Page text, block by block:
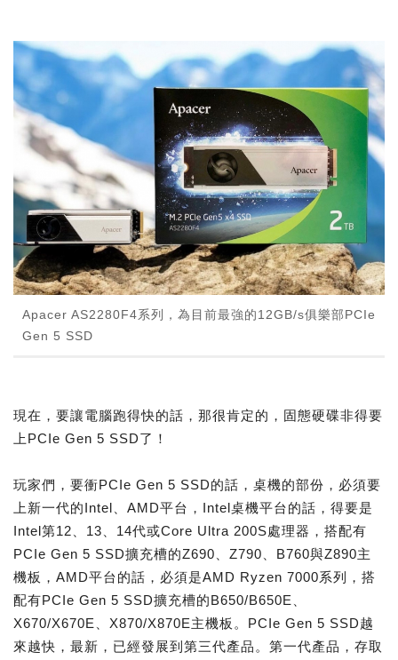
Apacer AS2280F4系列，為目前最強的12GB/s俱樂部PCIe
Gen 5 SSD
現在，要讓電腦跑得快的話，那很肯定的，固態硬碟非得要
上PCIe Gen 5 SSD了！
玩家們，要衝PCIe Gen 5 SSD的話，桌機的部份，必須要
上新一代的Intel、AMD平台，Intel桌機平台的話，得要是
Intel第12、13、14代或Core Ultra 200S處理器，搭配有
PCIe Gen 5 SSD擴充槽的Z690、Z790、B760與Z890主
機板，AMD平台的話，必須是AMD Ryzen 7000系列，搭
配有PCIe Gen 5 SSD擴充槽的B650/B650E、
X670/X670E、X870/X870E主機板。PCIe Gen 5 SSD越
來越快，最新，已經發展到第三代產品。第一代產品，存取